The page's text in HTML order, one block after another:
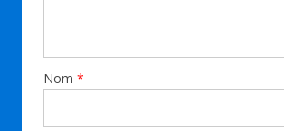
Nom *